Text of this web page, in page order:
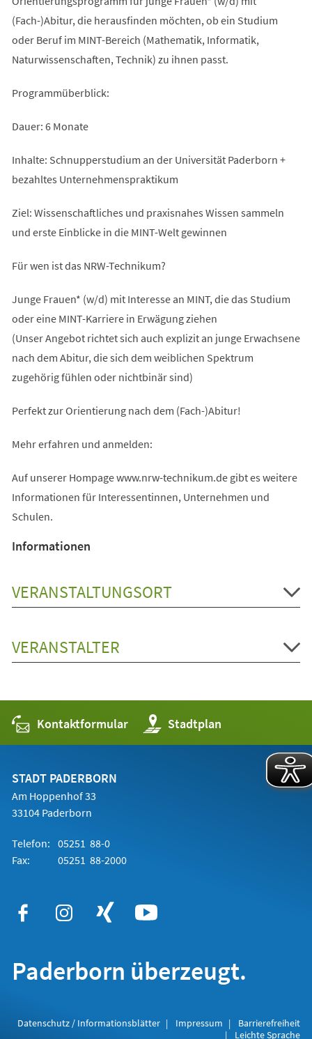
(Fach-)Abitur, die herausfinden möchten, ob ein Studium
oder Beruf im MINT-Bereich (Mathematik, Informatik,
Naturwissenschaften, Technik) zu ihnen passt.
Programmüberblick:
Dauer: 6 Monate
Inhalte: Schnupperstudium an der Universität Paderborn +
bezahltes Unternehmenspraktikum
Ziel: Wissenschaftliches und praxisnahes Wissen sammeln
und erste Einblicke in die MINT-Welt gewinnen
Für wen ist das NRW-Technikum?
Junge Frauen* (w/d) mit Interesse an MINT, die das Studium
oder eine MINT-Karriere in Erwägung ziehen
(Unser Angebot richtet sich auch explizit an junge Erwachsene
nach dem Abitur, die sich dem weiblichen Spektrum
zugehörig fühlen oder nichtbinär sind)
Perfekt zur Orientierung nach dem (Fach-)Abitur!
Mehr erfahren und anmelden:
Auf unserer Hompage www.nrw-technikum.de gibt es weitere
Informationen für Interessentinnen, Unternehmen und
Schulen.
Informationen
VERANSTALTUNGSORT
VERANSTALTER
Kontaktformular Stadtplan
(Öffnet
in
einem
STADT PADERBORN
Am Hoppenhof 33
33104 Paderborn
Telefon: 05251 88-0
Fax:
05251 88-2000
Paderborn überzeugt.
Datenschutz / Informationsblätter Impressum
Barrierefreiheit
Leichte Sprache